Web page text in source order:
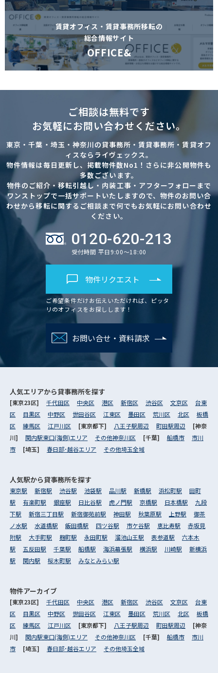
賃貸オフィス・賃貸事務所移転の
総合情報サイト
OFFICE&
ご相談は無料です
お気軽にお問い合わせください。
東京・千葉・埼玉・神奈川の貸事務所・賃貸事務所・賃貸オフ
ィスならライヴェックス。
物件情報は毎日更新し、掲載物件数No1！さらに非公開物件も
多数ございます。
物件のご紹介・移転引越し・内装工事・アフターフォローまで
ワンストップで一括サポートいたしますので、物件のお問い合
わせから移転に関するご相談まで何でもお気軽にお問い合わせ
ください。
0120-620-213
受付時間 平日9:00～18:00
物件リクエスト
ご希望条件だけお伝えいただければ、ピッタ
リのオフィスをお探しします！
お問い合せ・資料請求
人気エリアから貸事務所を探す
[東京23区] 千代田区 中央区 港区 新宿区 渋谷区 文京区
台東
区
目黒区 中野区 世田谷区 江東区 墨田区 荒川区 北区
板橋
区
練馬区 江戸川区 [東京都下] 八王子駅周辺 町田駅周辺
[神奈
川] 関内駅東口(海側)エリア その他神奈川区 [千葉] 船橋市
市川
市
[埼玉] 春日部･越谷エリア その他埼玉全域
人気駅から貸事務所を探す
東京駅 新宿駅 渋谷駅 池袋駅 品川駅 新橋駅 浜松町駅
田町
駅
有楽町駅 銀座駅 日比谷駅 虎ノ門駅 京橋駅 日本橋駅
九段
下駅
新宿三丁目駅 新宿御苑前駅 神田駅 秋葉原駅 上野駅
御茶
ノ水駅
水道橋駅 飯田橋駅 四ツ谷駅 市ケ谷駅 恵比寿駅
赤坂見
附駅
大手町駅 麹町駅 永田町駅 溜池山王駅 表参道駅
六本木
駅
五反田駅 千葉駅 船橋駅 海浜幕張駅 横浜駅 川崎駅
新横浜
駅
関内駅 桜木町駅 みなとみらい駅
物件アーカイブ
[東京23区] 千代田区 中央区 港区 新宿区 渋谷区 文京区
台東
区
目黒区 中野区 世田谷区 江東区 墨田区 荒川区 北区
板橋
区
練馬区 江戸川区 [東京都下] 八王子駅周辺 町田駅周辺
[神奈
川] 関内駅東口(海側)エリア その他神奈川区 [千葉] 船橋市
市川
市
[埼玉] 春日部･越谷エリア その他埼玉全域